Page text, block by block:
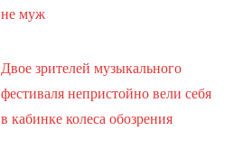
не муж
Двое зрителей музыкального
фестиваля непристойно вели себя
в кабинке колеса обозрения